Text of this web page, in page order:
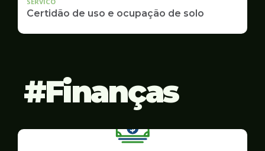
Certidão de uso e ocupação de solo
Finanças